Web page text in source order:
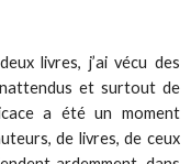
livres, j’ai vécu des
et surtout de
a été un moment
de livres, de ceux